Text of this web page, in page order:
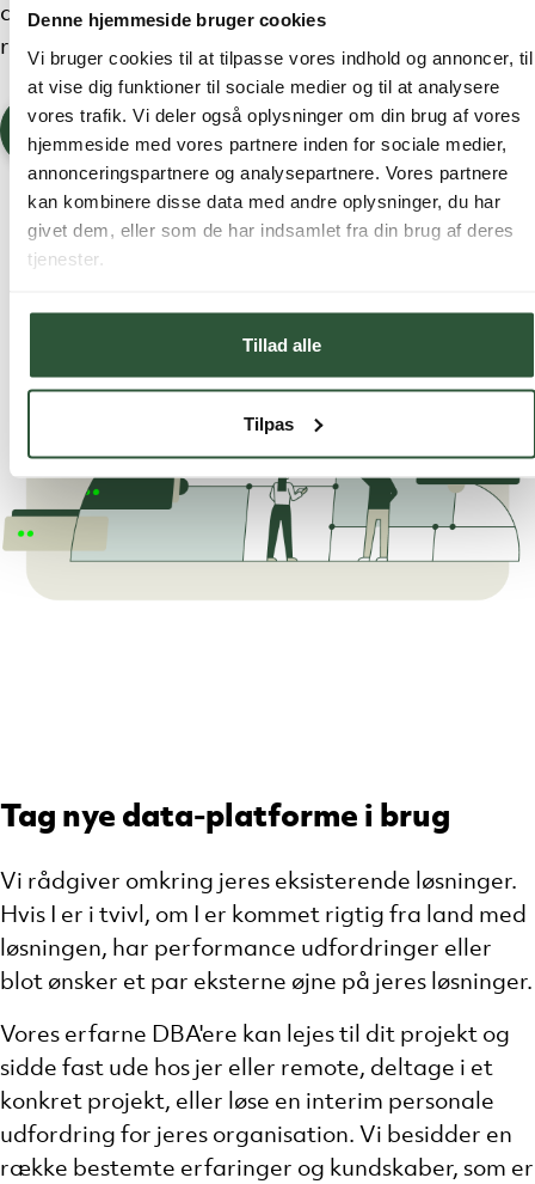
Denne hjemmeside bruger cookies
Vi bruger cookies til at tilpasse vores indhold og annoncer, til
at vise dig funktioner til sociale medier og til at analysere
vores trafik. Vi deler også oplysninger om din brug af vores
hjemmeside med vores partnere inden for sociale medier,
annonceringspartnere og analysepartnere. Vores partnere
kan kombinere disse data med andre oplysninger, du har
givet dem, eller som de har indsamlet fra din brug af deres
tjenester.
Tillad alle
Tilpas
de nyeste teknologier, så du kan få den bedste
rådgivning på din rejse til skyen.
Få hjælp af en konsulent
Tag nye data-platforme i brug
Vi rådgiver omkring jeres eksisterende løsninger.
Hvis I er i tvivl, om I er kommet rigtig fra land med
løsningen, har performance udfordringer eller
blot ønsker et par eksterne øjne på jeres løsninger.
Vores erfarne DBA'ere kan lejes til dit projekt og
sidde fast ude hos jer eller remote, deltage i et
konkret projekt, eller løse en interim personale
udfordring for jeres organisation. Vi besidder en
række bestemte erfaringer og kundskaber, som er